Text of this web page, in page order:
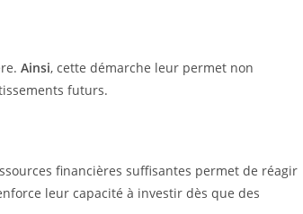
Ainsi, cette démarche leur permet non
futurs.
financières suffisantes permet de réagir
leur capacité à investir dès que des